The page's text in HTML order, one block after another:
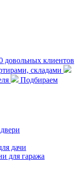
довольных клиентов
складами
Подбираем